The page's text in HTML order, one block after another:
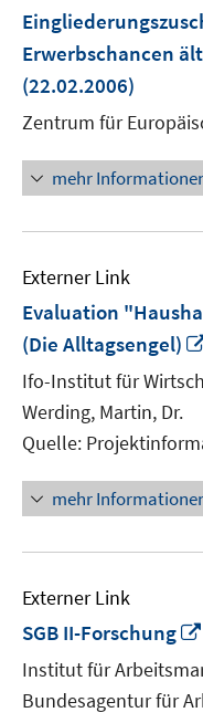
Erwerbschancen
(22.02.2006)
Zentrum für
mehr
Externer Link
Evaluation
(Die Alltagsengel)
Ifo-Institut für
Werding, Martin, Dr.
Quelle:
mehr
Externer Link
SGB II-Forschung
Institut für
Bundesagentur für